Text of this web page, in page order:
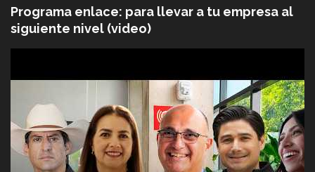
Programa enlace: para llevar a tu empresa al
siguiente nivel (video)